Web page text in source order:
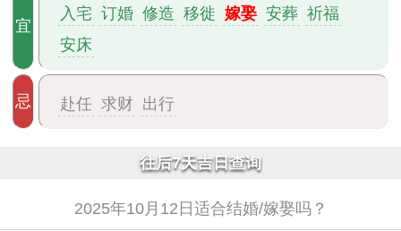
宜
入宅 订婚 修造 移徙 嫁娶 安葬 祈福
安床
忌 赴任 求财 出行
往后7天吉日查询
2025年10月12日适合结婚/嫁娶吗？